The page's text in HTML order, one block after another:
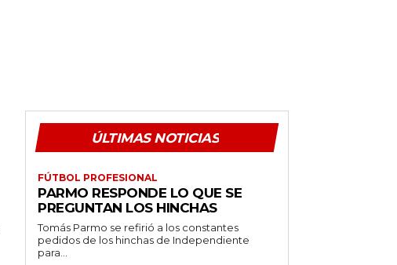
ÚLTIMAS NOTICIAS
FÚTBOL PROFESIONAL
PARMO RESPONDE LO QUE SE
PREGUNTAN LOS HINCHAS
Tomás Parmo se refirió a los constantes
pedidos de los hinchas de Independiente
para...